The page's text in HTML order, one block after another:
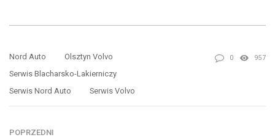
Nord Auto
Olsztyn Volvo
Serwis Blacharsko-Lakierniczy
Serwis Nord Auto
Serwis Volvo
0 957
POPRZEDNI